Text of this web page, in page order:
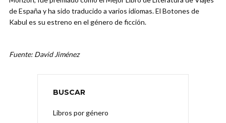
de España y ha sido traducido a varios idiomas. El Botones de
Kabul es su estreno en el género de ficción.
Fuente: David Jiménez
BUSCAR
Libros por género